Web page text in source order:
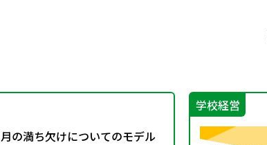
月の満ち欠けについてのモデル
学校経営